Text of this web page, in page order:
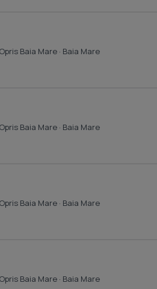
Baia Mare · Baia Mare
Baia Mare · Baia Mare
Baia Mare · Baia Mare
Baia Mare · Baia Mare